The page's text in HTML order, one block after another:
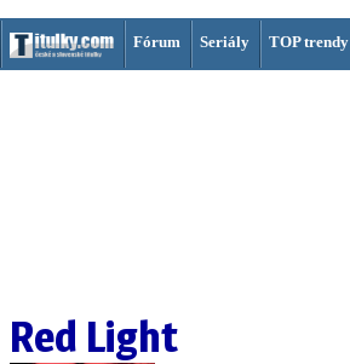
Fórum Seriály TOP trendy
Red Light